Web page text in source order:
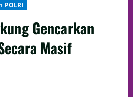
POLRI
Gencarkan
Masif